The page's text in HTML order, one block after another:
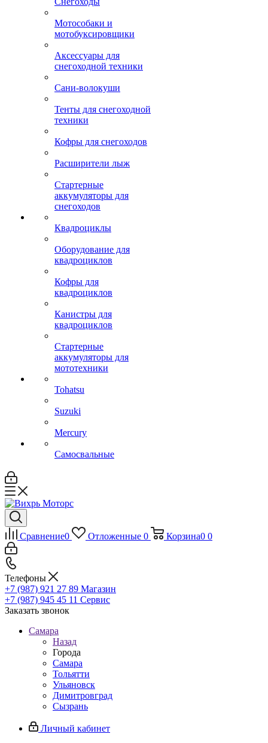
Мотособаки и
мотобуксировщики
Аксессуары для
снегоходной техники
Сани-волокуши
Тенты для снегоходной
техники
Кофры для снегоходов
Расширители лыж
Стартерные
аккумуляторы для
снегоходов
Квадроциклы
Оборудование для
квадроциклов
Кофры для
квадроциклов
Канистры для
квадроциклов
Стартерные
аккумуляторы для
мототехники
Tohatsu
Suzuki
Mercury
Самосвальные
Сравнение0 Отложенные 0 Корзина0 0
Телефоны
+7 (987) 921 27 89 Магазин
+7 (987) 945 45 11 Сервис
Заказать звонок
Самара
Назад
Города
Самара
Тольятти
Ульяновск
Димитровград
Сызрань
Личный кабинет